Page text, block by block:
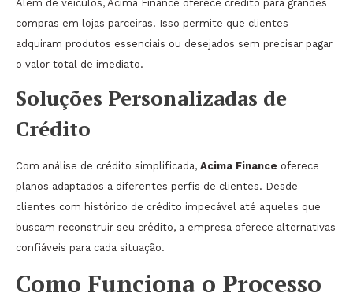
Além de veículos, Acima Finance oferece crédito para grandes
compras em lojas parceiras. Isso permite que clientes
adquiram produtos essenciais ou desejados sem precisar pagar
o valor total de imediato.
Soluções Personalizadas de
Crédito
Com análise de crédito simplificada, Acima Finance oferece
planos adaptados a diferentes perfis de clientes. Desde
clientes com histórico de crédito impecável até aqueles que
buscam reconstruir seu crédito, a empresa oferece alternativas
confiáveis para cada situação.
Como Funciona o Processo